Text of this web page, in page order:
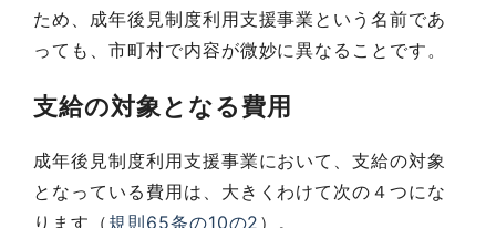
ため、成年後見制度利用支援事業という名前であ
っても、市町村で内容が微妙に異なることです。
支給の対象となる費用
成年後見制度利用支援事業において、支給の対象
となっている費用は、大きくわけて次の４つにな
ります（ 規則65条の10の2 ）。